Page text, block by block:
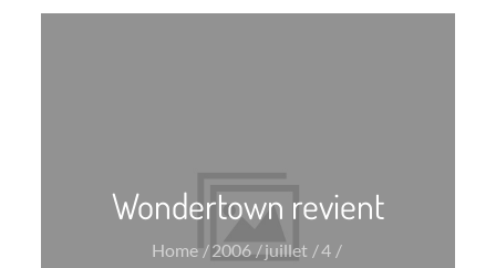
Wondertown revient
Home 2006 juillet
4